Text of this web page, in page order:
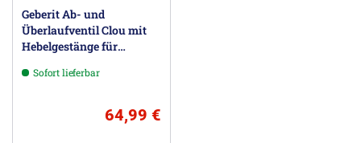
Geberit Ab- und
Überlaufventil Clou mit
Hebelgestänge für
Sofort lieferbar
64,99 €